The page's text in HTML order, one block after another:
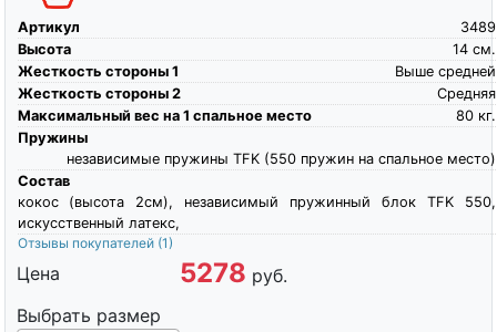
Артикул
3489
Высота
см.
14
Жесткость стороны 1
Выше средней
Жесткость стороны 2
Средняя
Максимальный вес на 1 спальное место
кг.
80
Пружины
независимые пружины TFK (550 пружин на спальное место)
Состав
кокос (высота 2см), независимый пружинный блок TFK 550,
искусственный латекс,
Отзывы покупателей (1)
Цена 5278 руб.
Выбрать размер